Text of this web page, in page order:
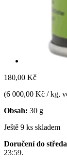
180,00 Kč
(6 000,00 Kč / kg,
Obsah: 30 g
Ještě 9 ks skladem
Doručení do
23:59.